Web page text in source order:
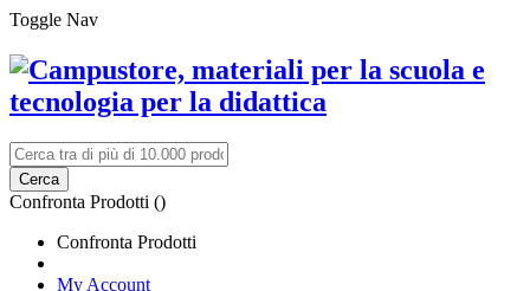
Toggle Nav
Cerca
Confronta Prodotti ()
Confronta Prodotti
My Account